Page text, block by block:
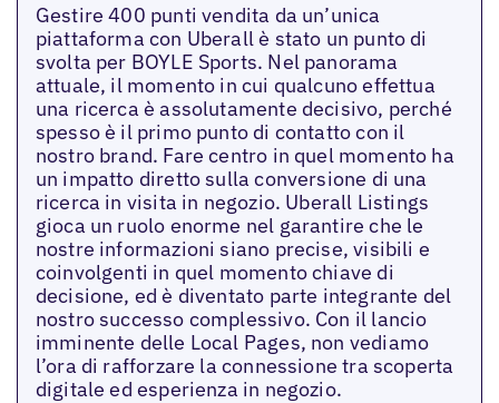
Gestire 400 punti vendita da un’unica
piattaforma con Uberall è stato un punto di
svolta per BOYLE Sports. Nel panorama
attuale, il momento in cui qualcuno effettua
una ricerca è assolutamente decisivo, perché
spesso è il primo punto di contatto con il
nostro brand. Fare centro in quel momento ha
un impatto diretto sulla conversione di una
ricerca in visita in negozio. Uberall Listings
gioca un ruolo enorme nel garantire che le
nostre informazioni siano precise, visibili e
coinvolgenti in quel momento chiave di
decisione, ed è diventato parte integrante del
nostro successo complessivo. Con il lancio
imminente delle Local Pages, non vediamo
l’ora di rafforzare la connessione tra scoperta
digitale ed esperienza in negozio.